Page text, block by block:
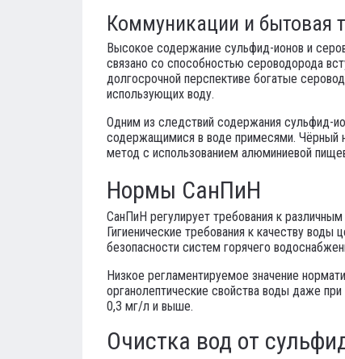
Коммуникации и бытовая
Высокое содержание сульфид-ионов и
связано со способностью сероводорода
долгосрочной перспективе богатые
использующих воду.
Одним из следствий содержания сульфид-
содержащимися в воде примесями. Чёрный
метод с использованием алюминиевой
Нормы СанПиН
СанПиН регулирует требования к
Гигиенические требования к качеству
безопасности систем горячего
Низкое регламентируемое значение
органолептические свойства воды даже
0,3 мг/л и выше.
Очистка вод от